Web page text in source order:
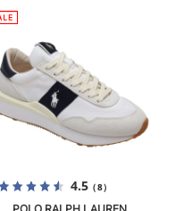
4.5（8）